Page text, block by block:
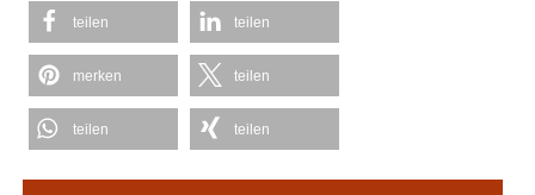
teilen teilen
merken teilen
teilen teilen